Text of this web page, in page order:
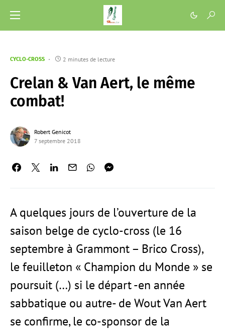
CYCLO-CROSS 2 minutes de lecture
Crelan & Van Aert, le même
combat!
Robert Genicot
7 septembre 2018
A quelques jours de l’ouverture de la
saison belge de cyclo-cross (le 16
septembre à Grammont – Brico Cross),
le feuilleton « Champion du Monde » se
poursuit (…) si le départ -en année
sabbatique ou autre- de Wout Van Aert
se confirme, le co-sponsor de la